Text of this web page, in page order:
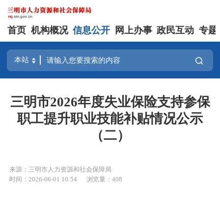
首页 机构概况 信息公开 网上办事 政民互动 专题
三明市2026年度失业保险支持参保
职工提升职业技能补贴情况公示
（二）
来源：三明市人力资源和社会保障局
时间：2026-06-01 10:54
浏览量：408